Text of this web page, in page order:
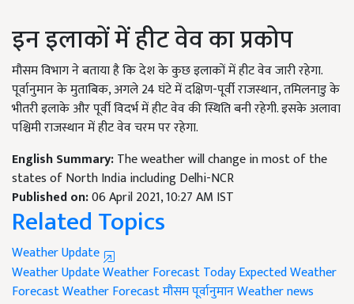
इन इलाकों में हीट वेव का प्रकोप
मौसम विभाग ने बताया है कि देश के कुछ इलाकों में हीट वेव जारी रहेगा.
पूर्वानुमान के मुताबिक, अगले 24 घंटे में दक्षिण-पूर्वी राजस्थान, तमिलनाडु के
भीतरी इलाके और पूर्वी विदर्भ में हीट वेव की स्थिति बनी रहेगी. इसके अलावा
पश्चिमी राजस्थान में हीट वेव चरम पर रहेगा.
English Summary:The weather will change in most of the
states of North India including Delhi-NCR
Published on:06 April 2021, 10:27 AM IST
Related Topics
Weather Update
Weather UpdateWeather Forecast TodayExpected Weather
ForecastWeather Forecastमौसम पूर्वानुमानWeather news